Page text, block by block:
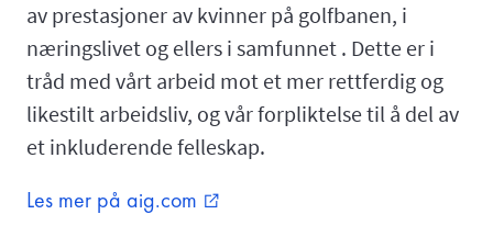
av prestasjoner av kvinner på golfbanen, i
næringslivet og ellers i samfunnet . Dette er i
tråd med vårt arbeid mot et mer rettferdig og
likestilt arbeidsliv, og vår forpliktelse til å del av
et inkluderende felleskap.
Les mer på aig.com external_link